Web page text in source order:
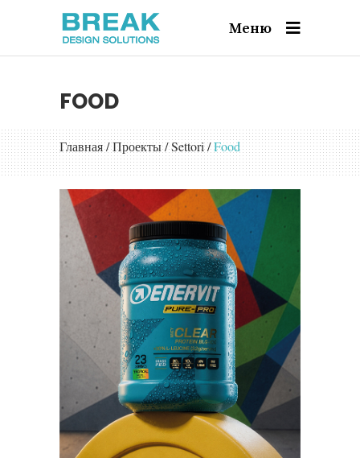
Меню
FOOD
Главная/Проекты/Settori /Food